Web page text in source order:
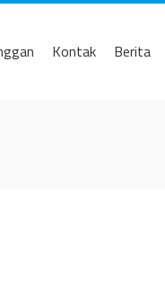
Kontak Berita